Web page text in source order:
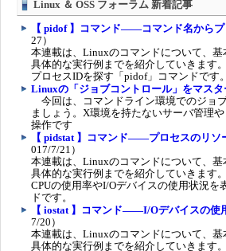
Linux ＆ OSS フォーラム 新着記事
【 pidof 】コマンド――コマンド名から
27）
本連載は、Linuxのコマンドについて、基
具体的な実行例までを紹介していきます
プロセスIDを探す「pidof」コマンドです。
Linuxの「ジョブコントロール」をマスタ
今回は、コマンドライン環境でのジョ
ましょう。X環境を持たないサーバ管理
操作です
【 pidstat 】コマンド――プロセスのリソ
017/7/21）
本連載は、Linuxのコマンドについて、基
具体的な実行例までを紹介していきます
CPUの使用率やI/Oデバイスの使用状況を
ドです。
【 iostat 】コマンド――I/Oデバイスの使
7/20）
本連載は、Linuxのコマンドについて、基
具体的な実行例までを紹介していきます